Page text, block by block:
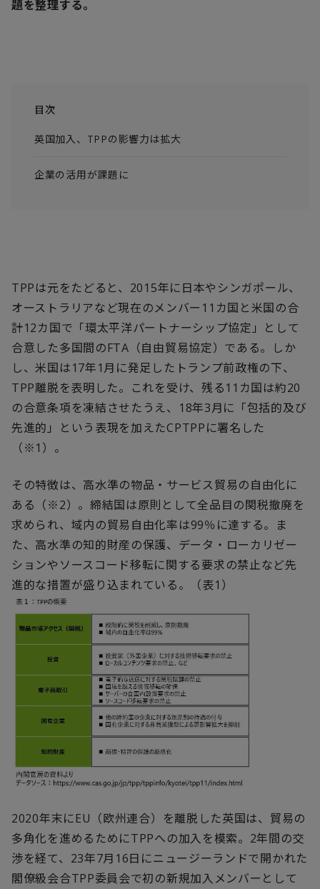
題を整理する。
目次
英国加入、TPPの影響力は拡大
企業の活用が課題に
TPPは元をたどると、 2015年に日本やシンガポール、
オーストラリアなど現在のメンバー 11 カ国と米国の合
計12カ国で「環太平洋パートナーシップ協定」として
合意した多国間のFTA （自由貿易協定）である。しか
し、米国は17年1月に発足したトランプ前政権の下、
TPP離脱を表明した。これを受け、残る11 カ国は約20
の合意条項を凍結させたうえ、 18年3月に「包括的及び
先進的」という表現を加えたCPTPPに署名した
（※1 ）。
その特徴は、高水準の物品・サービス貿易の自由化に
ある（※2）。締結国は原則として全品目の関税撤廃を
求められ、域内の貿易自由化率は99％に達する。ま
た、高水準の知的財産の保護、データ・ローカリゼー
ションやソースコード移転に関する要求の禁止など先
進的な措置が盛り込まれている。（表1 ）
2020年末にEU （欧州連合）を離脱した英国は、貿易の
多角化を進めるためにTPPへの加入を模索。 2年間の交
渉を経て、 23年7月 16日にニュージーランドで開かれた
閣僚級会合TPP委員会で初の新規加入メンバーとして